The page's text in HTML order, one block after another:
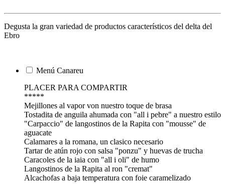
Degusta la gran variedad de productos característicos del delta del
Ebro
Menú Canareu
PLACER PARA COMPARTIR
*****
Mejillones al vapor von nuestro toque de brasa
Tostadita de anguila ahumada con "all i pebre" a nuestro estilo
"Carpaccio" de langostinos de la Rapita con "mousse" de
aguacate
Calamares a la romana, un clasico necesario
Tartar de atún rojo con salsa "ponzu" y huevas de trucha
Caracoles de la iaia con "all i oli" de humo
Langostinos de la Rapita al ron "cremat"
Alcachofas a baja temperatura con foie caramelizado